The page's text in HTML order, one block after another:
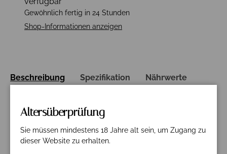
Gewöhnlich fertig in 24 Stunden
Shop-Informationen anzeigen
Beschreibung Spezifikation Nährwerte
Duft: feines, duftiges Bouquet von süß gereiften roten
Altersüberprüfung
Sie müssen mindestens 18 Jahre alt sein, um Zugang zu
dieser Website zu erhalten.